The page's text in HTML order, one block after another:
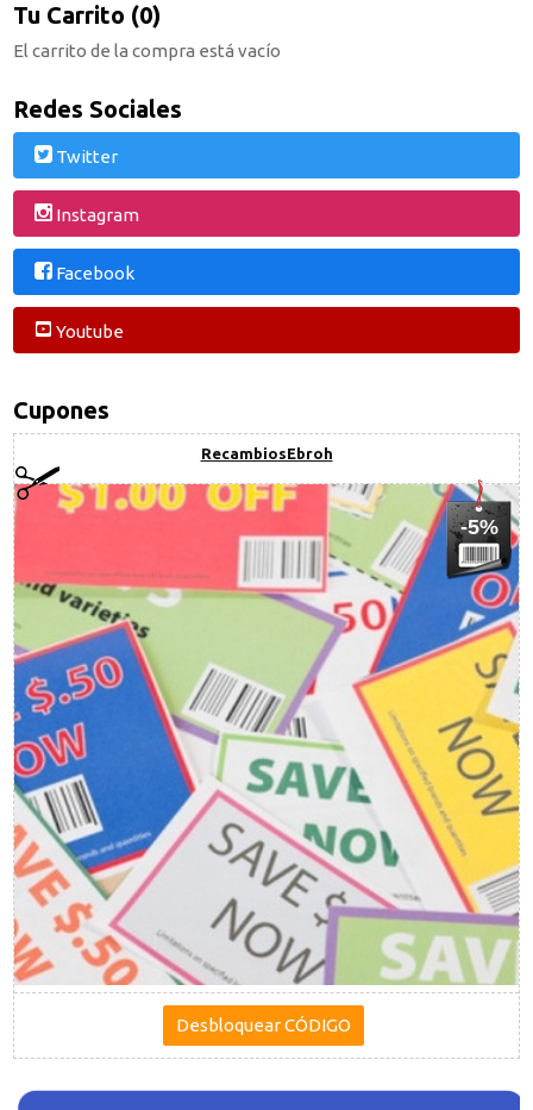
Tu Carrito (0)
El carrito de la compra está vacío
Redes Sociales
Twitter
Instagram
Facebook
Youtube
Cupones
RecambiosEbroh
-5%